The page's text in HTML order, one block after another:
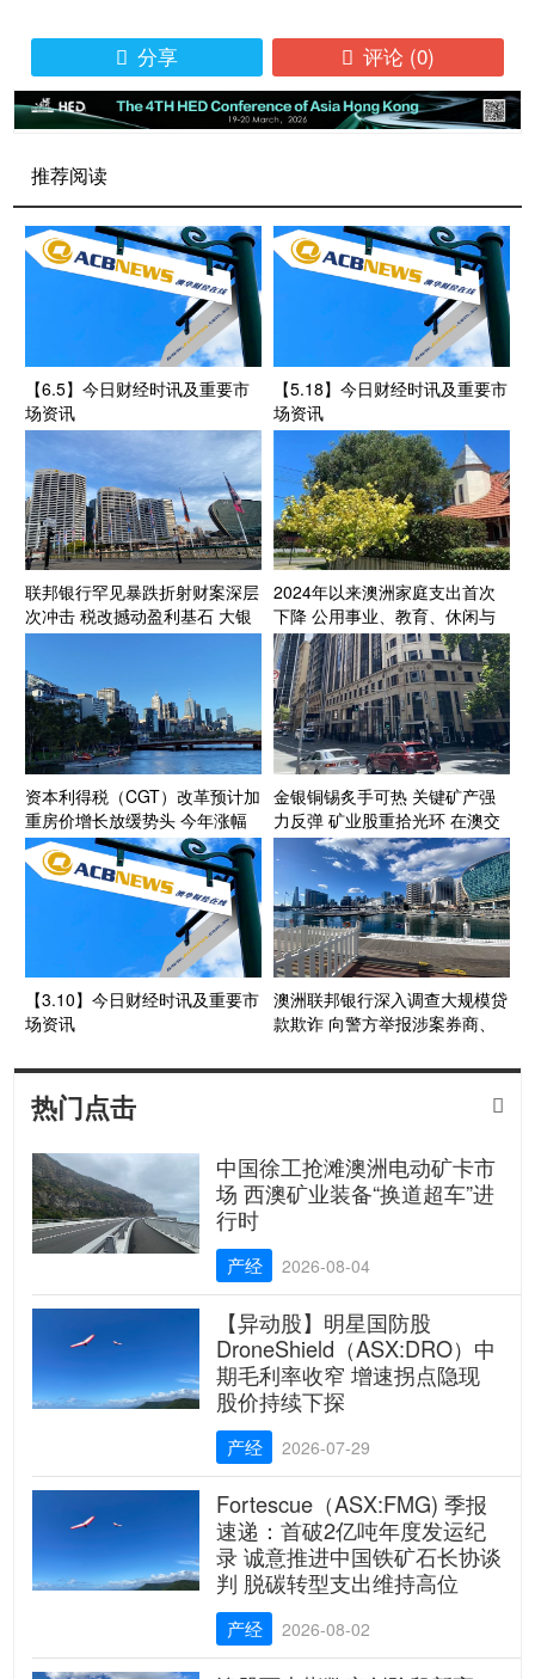
 分享  评论 (0)
推荐阅读
【6.5】今日财经时讯及重要市
场资讯
【5.18】今日财经时讯及重要市
场资讯
联邦银行罕见暴跌折射财案深层
次冲击 税改撼动盈利基石 大银
行股市场主导地位或将松动
2024年以来澳洲家庭支出首次
下降 公用事业、教育、休闲与
交通支出缩减明显
资本利得税（CGT）改革预计加
重房价增长放缓势头 今年涨幅
或放缓至5%
金银铜锡炙手可热 关键矿产强
力反弹 矿业股重拾光环 在澳交
所主要股指中占比攀升（上篇）
【3.10】今日财经时讯及重要市
场资讯
澳洲联邦银行深入调查大规模贷
款欺诈 向警方举报涉案券商、
热门点击 
中国徐工抢滩澳洲电动矿卡市
场 西澳矿业装备“换道超车”进
行时
产经 2026-08-04
【异动股】明星国防股
DroneShield（ASX:DRO）中
期毛利率收窄 增速拐点隐现
股价持续下探
产经 2026-07-29
Fortescue（ASX:FMG) 季报
速递：首破2亿吨年度发运纪
录 诚意推进中国铁矿石长协谈
判 脱碳转型支出维持高位
产经 2026-08-02